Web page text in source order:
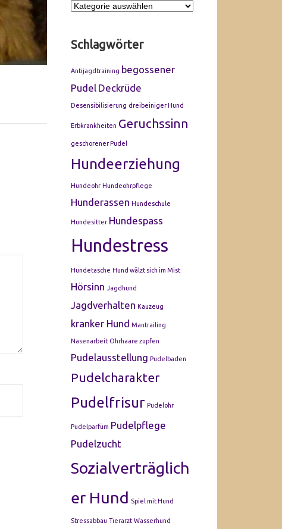
Blogthemen
Schlagwörter
Antijagdtraining begossener
Pudel Deckrüde
Desensibilisierung dreibeiniger Hund
Erbkrankheiten Geruchssinn
geschorener Pudel
Hundeerziehung
Hundeohr Hundeohrpflege
Hunderassen Hundeschule
Hundesitter Hundespass
Hundestress
Hundetasche Hund wälzt sich im Mist
Hörsinn Jagdhund
Jagdverhalten Kauzeug
kranker Hund Mantrailing
Nasenarbeit Ohrhaare zupfen
Pudelausstellung Pudelbaden
Pudelcharakter
Pudelfrisur Pudelohr
Pudelparfüm Pudelpflege
Pudelzucht
Sozialverträglich
er Hund Spiel mit Hund
Stressabbau Tierarzt Wasserhund